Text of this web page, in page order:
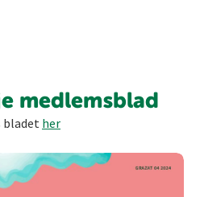
medlemsblad
bladet her